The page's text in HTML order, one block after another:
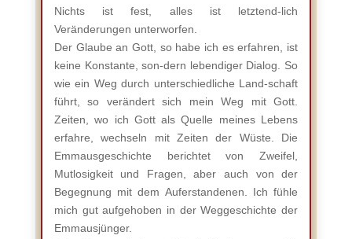
Nichts ist fest, alles ist letztend-lich
Veränderungen unterworfen.
Der Glaube an Gott, so habe ich es erfahren, ist
keine Konstante, son-dern lebendiger Dialog. So
wie ein Weg durch unterschiedliche Land-schaft
führt, so verändert sich mein Weg mit Gott.
Zeiten, wo ich Gott als Quelle meines Lebens
erfahre, wechseln mit Zeiten der Wüste. Die
Emmausgeschichte berichtet von Zweifel,
Mutlosigkeit und Fragen, aber auch von der
Begegnung mit dem Auferstandenen. Ich fühle
mich gut aufgehoben in der Weggeschichte der
Emmausjünger.